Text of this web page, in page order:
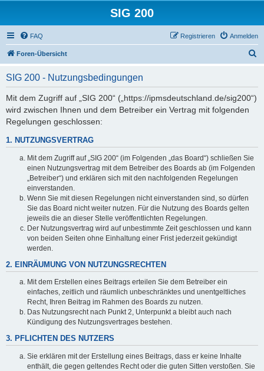
SIG 200
FAQ Anmelden
Registrieren
Foren-Übersicht
SIG 200 - Nutzungsbedingungen
Mit dem Zugriff auf „SIG 200“ („https://ipmsdeutschland.de/sig200“)
wird zwischen Ihnen und dem Betreiber ein Vertrag mit folgenden
Regelungen geschlossen:
1. NUTZUNGSVERTRAG
Mit dem Zugriff auf „SIG 200“ (im Folgenden „das Board“) schließen Sie
einen Nutzungsvertrag mit dem Betreiber des Boards ab (im Folgenden
„Betreiber“) und erklären sich mit den nachfolgenden Regelungen
einverstanden.
Wenn Sie mit diesen Regelungen nicht einverstanden sind, so dürfen
Sie das Board nicht weiter nutzen. Für die Nutzung des Boards gelten
jeweils die an dieser Stelle veröffentlichten Regelungen.
Der Nutzungsvertrag wird auf unbestimmte Zeit geschlossen und kann
von beiden Seiten ohne Einhaltung einer Frist jederzeit gekündigt
werden.
2. EINRÄUMUNG VON NUTZUNGSRECHTEN
Mit dem Erstellen eines Beitrags erteilen Sie dem Betreiber ein
einfaches, zeitlich und räumlich unbeschränktes und unentgeltliches
Recht, Ihren Beitrag im Rahmen des Boards zu nutzen.
Das Nutzungsrecht nach Punkt 2, Unterpunkt a bleibt auch nach
Kündigung des Nutzungsvertrages bestehen.
3. PFLICHTEN DES NUTZERS
Sie erklären mit der Erstellung eines Beitrags, dass er keine Inhalte
enthält, die gegen geltendes Recht oder die guten Sitten verstoßen. Sie